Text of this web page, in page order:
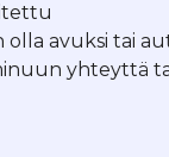
olla avuksi tai
yhteyttä